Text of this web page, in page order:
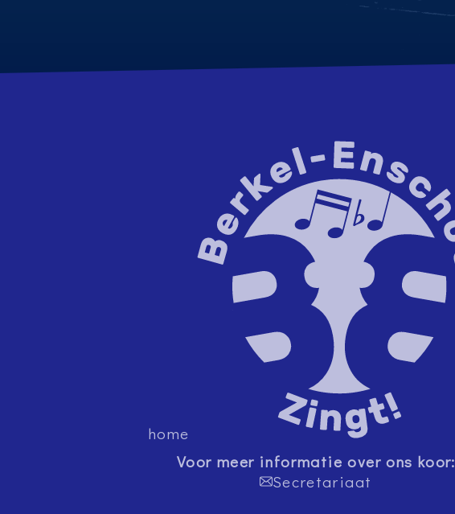
home
Voor meer informatie over ons koor:
Secretariaat